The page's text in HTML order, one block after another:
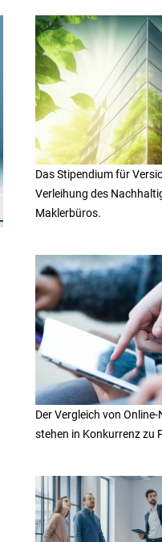
Das Stipendium für
Verleihung des
Maklerbüros.
Der Vergleich von
stehen in Konkurrenz zu